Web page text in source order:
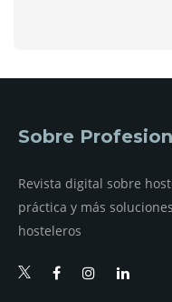
Sobre
Revista digital sobre
práctica y más
hosteleros